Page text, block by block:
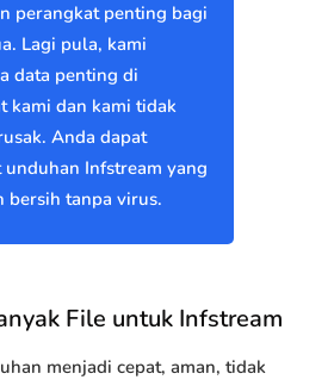
perangkat penting bagi
Lagi pula, kami
data penting di
kami dan kami tidak
Anda dapat
unduhan Infstream yang
bersih tanpa virus.
File untuk Infstream
menjadi cepat, aman, tidak